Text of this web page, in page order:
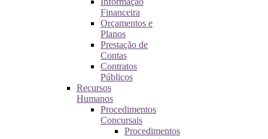
Financeira
Orçamentos e
Planos
Prestação de
Contas
Contratos
Públicos
Recursos
Humanos
Procedimentos
Concursais
Procedimentos